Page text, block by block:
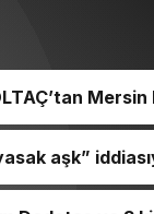
Seçeri Ziyaret
ziyaret ettik.
birçok
hayata
aşk”
kararı